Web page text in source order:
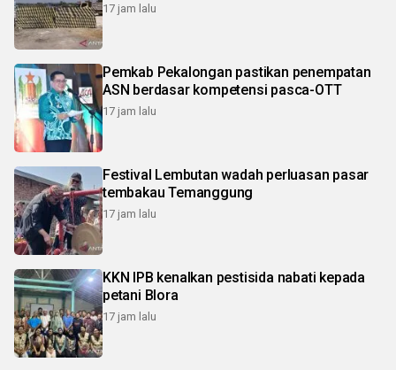
17 jam lalu
Pemkab Pekalongan pastikan penempatan
ASN berdasar kompetensi pasca-OTT
17 jam lalu
Festival Lembutan wadah perluasan pasar
tembakau Temanggung
17 jam lalu
KKN IPB kenalkan pestisida nabati kepada
petani Blora
17 jam lalu